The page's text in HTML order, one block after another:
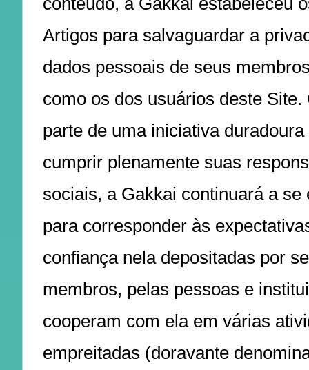
Artigos para salvaguardar a
dados pessoais de seus
como os dos usuários deste Site.
parte de uma iniciativa duradoura
cumprir plenamente suas
sociais, a Gakkai continuará a se
para corresponder às
confiança nela depositadas por
membros, pelas pessoas e
cooperam com ela em várias
empreitadas (doravante